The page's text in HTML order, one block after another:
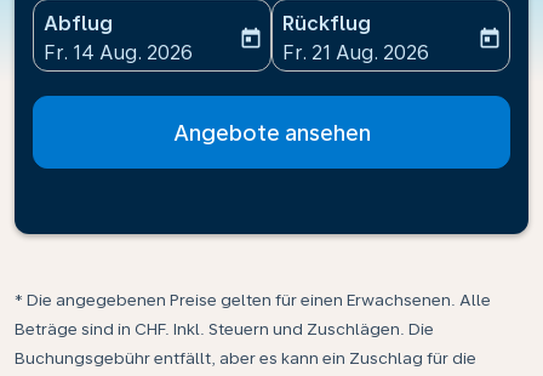
Abflug
fc-booking-departure-date-aria-label
Fr. 14 Aug. 2026
today
Rückflug
fc-booking-return-date-
Fr. 21 Aug. 2026
today
Angebote ansehen
* Die angegebenen Preise gelten für einen Erwachsenen. Alle
Beträge sind in CHF. Inkl. Steuern und Zuschlägen. Die
Buchungsgebühr entfällt, aber es kann ein Zuschlag für die